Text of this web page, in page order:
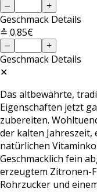
– +
Geschmack Details
≙ 0.85€
– +
Geschmack Details
✕
Das altbewährte,
Eigenschaften jetzt
zubereiten.
der kalten
natürlichen
Geschmacklich fein
erzeugtem Zitronen-
Rohrzucker und